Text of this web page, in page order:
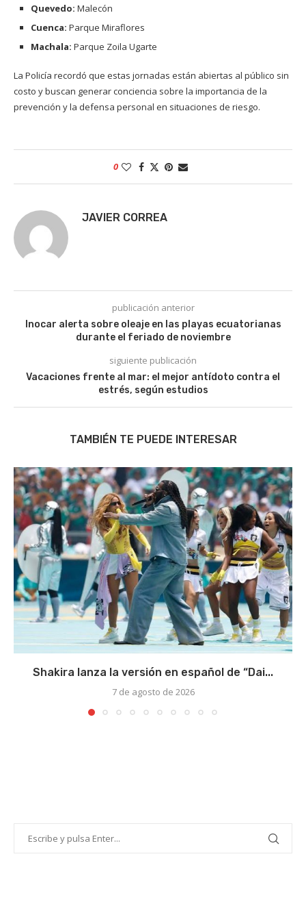
Quevedo: Malecón
Cuenca: Parque Miraflores
Machala: Parque Zoila Ugarte
La Policía recordó que estas jornadas están abiertas al público sin
costo y buscan generar conciencia sobre la importancia de la
prevención y la defensa personal en situaciones de riesgo.
0
JAVIER CORREA
publicación anterior
Inocar alerta sobre oleaje en las playas ecuatorianas
durante el feriado de noviembre
siguiente publicación
Vacaciones frente al mar: el mejor antídoto contra el
estrés, según estudios
TAMBIÉN TE PUEDE INTERESAR
Shakira lanza la versión en español de “Dai...
7 de agosto de 2026